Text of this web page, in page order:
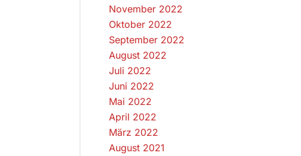
November 2022
Oktober 2022
September 2022
August 2022
Juli 2022
Juni 2022
Mai 2022
April 2022
März 2022
August 2021